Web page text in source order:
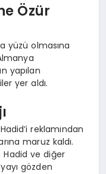
Özür
yüzü olmasına
yapılan
yer aldı.
reklamından
maruz kaldı.
Hadid ve diğer
gözden